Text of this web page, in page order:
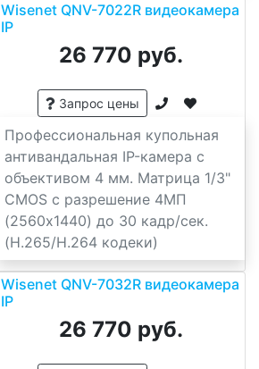
Wisenet QNV-7022R видеокамера
IP
26 770 руб.
Запрос цены
Профессиональная купольная
антивандальная IP-камера с
объективом 4 мм. Матрица 1/3"
CMOS с разрешение 4МП
(2560x1440) до 30 кадр/сек.
(H.265/H.264 кодеки)
Wisenet QNV-7032R видеокамера
IP
26 770 руб.